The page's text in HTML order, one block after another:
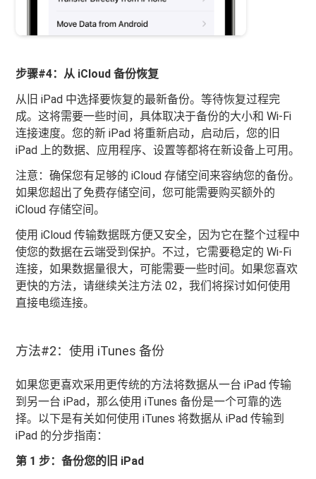
步骤#4：从 iCloud 备份恢复
从旧 iPad 中选择要恢复的最新备份。等待恢复过程完
成。这将需要一些时间，具体取决于备份的大小和 Wi-Fi
连接速度。您的新 iPad 将重新启动，启动后，您的旧
iPad 上的数据、应用程序、设置等都将在新设备上可用。
注意：确保您有足够的 iCloud 存储空间来容纳您的备份。
如果您超出了免费存储空间，您可能需要购买额外的
iCloud 存储空间。
使用 iCloud 传输数据既方便又安全，因为它在整个过程中
使您的数据在云端受到保护。不过，它需要稳定的 Wi-Fi
连接，如果数据量很大，可能需要一些时间。如果您喜欢
更快的方法，请继续关注方法 02，我们将探讨如何使用
直接电缆连接。
方法#2：使用 iTunes 备份
如果您更喜欢采用更传统的方法将数据从一台 iPad 传输
到另一台 iPad，那么使用 iTunes 备份是一个可靠的选
择。以下是有关如何使用 iTunes 将数据从 iPad 传输到
iPad 的分步指南：
第 1 步：备份您的旧 iPad